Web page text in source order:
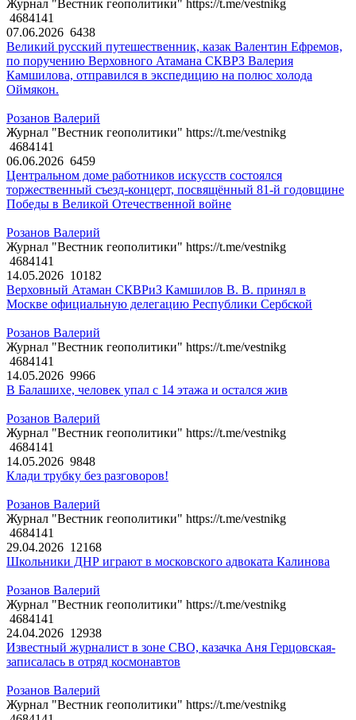
Журнал "Вестник геополитики" https://t.me/vestnikg
4684141
07.06.2026 6438
Великий русский путешественник, казак Валентин Ефремов,
по поручению Верховного Атамана СКВРЗ Валерия
Камшилова, отправился в экспедицию на полюс холода
Оймякон.
Розанов Валерий
Журнал "Вестник геополитики" https://t.me/vestnikg
4684141
06.06.2026 6459
Центральном доме работников искусств состоялся
торжественный съезд-концерт, посвящённый 81-й годовщине
Победы в Великой Отечественной войне
Розанов Валерий
Журнал "Вестник геополитики" https://t.me/vestnikg
4684141
14.05.2026 10182
Верховный Атаман СКВРиЗ Камшилов В. В. принял в
Москве официальную делегацию Республики Сербской
Розанов Валерий
Журнал "Вестник геополитики" https://t.me/vestnikg
4684141
14.05.2026 9966
В Балашихе, человек упал с 14 этажа и остался жив
Розанов Валерий
Журнал "Вестник геополитики" https://t.me/vestnikg
4684141
14.05.2026 9848
Клади трубку без разговоров!
Розанов Валерий
Журнал "Вестник геополитики" https://t.me/vestnikg
4684141
29.04.2026 12168
Школьники ДНР играют в московского адвоката Калинова
Розанов Валерий
Журнал "Вестник геополитики" https://t.me/vestnikg
4684141
24.04.2026 12938
Известный журналист в зоне СВО, казачка Аня Герцовская-
записалась в отряд космонавтов
Розанов Валерий
Журнал "Вестник геополитики" https://t.me/vestnikg